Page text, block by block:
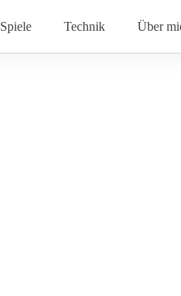
Spiele Technik Über